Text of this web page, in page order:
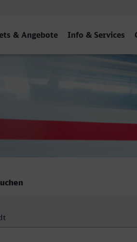
& Angebote Info & Services
Hbf -